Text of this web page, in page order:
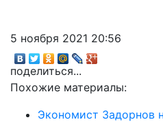
5 ноября 2021 20:56
поделиться...
Похожие материалы:
Экономист Задорнов